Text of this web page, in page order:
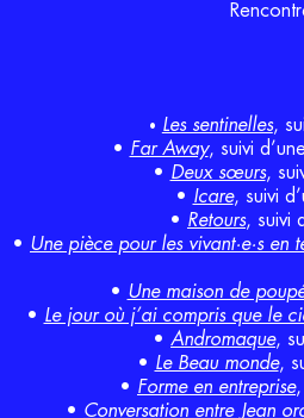
• Les sentinelles,
• Far Away, suivi
• Deux sœurs,
• Icare, suivi
• Retours, suivi
• Une pièce pour les vivant·e·s en
• Une maison de
• Le jour où j’ai compris que le
• Andromaque,
• Le Beau monde,
• Forme en entreprise,
• Conversation entre Jean